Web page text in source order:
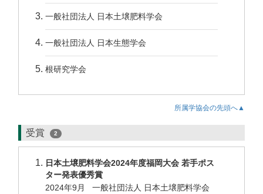
一般社団法人 日本土壌肥料学会
一般社団法人 日本生態学会
根研究学会
所属学協会の先頭へ▲
受賞 2
日本土壌肥料学会2024年度福岡大会 若手ポス
ター発表優秀賞
2024年9月 一般社団法人 日本土壌肥料学会